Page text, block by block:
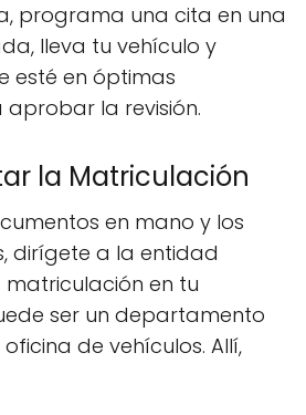
programa una cita en una
lleva tu vehículo y
esté en óptimas
la revisión.
la Matriculación
en mano y los
dirígete a la entidad
en tu
ser un departamento
de vehículos. Allí,